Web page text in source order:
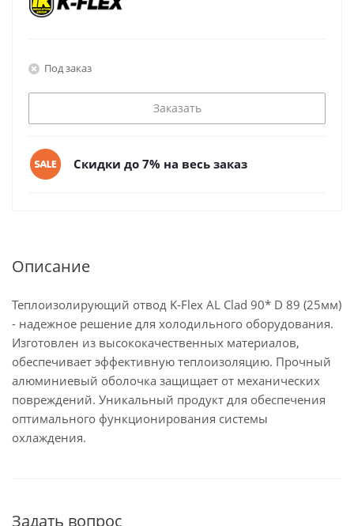
Под заказ
Заказать
Скидки до 7% на весь заказ
Описание
Теплоизолирующий отвод K-Flex AL Clad 90* D 89 (25мм)
- надежное решение для холодильного оборудования.
Изготовлен из высококачественных материалов,
обеспечивает эффективную теплоизоляцию. Прочный
алюминиевый оболочка защищает от механических
повреждений. Уникальный продукт для обеспечения
оптимального функционирования системы
охлаждения.
Задать вопрос